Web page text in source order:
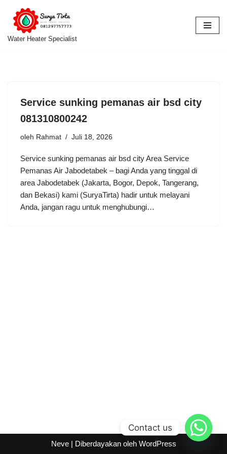
Lompat
ke
Water Heater Specialist
Service sunking pemanas air bsd city
081310800242
oleh Rahmat Juli 18, 2026
Service sunking pemanas air bsd city Area Service
Pemanas Air Jabodetabek – bagi Anda yang tinggal di
area Jabodetabek (Jakarta, Bogor, Depok, Tangerang,
dan Bekasi) kami (SuryaTirta) hadir untuk melayani
Anda, jangan ragu untuk menghubungi…
Neve| Diberdayakan oleh WordPress
Contact us